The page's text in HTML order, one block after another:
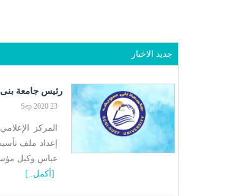
جديد الاخبار
رئيس جامعة بنى
23 Sep 2020
المركز
إعداد ملف
عباس وكيل
[أكمل..]